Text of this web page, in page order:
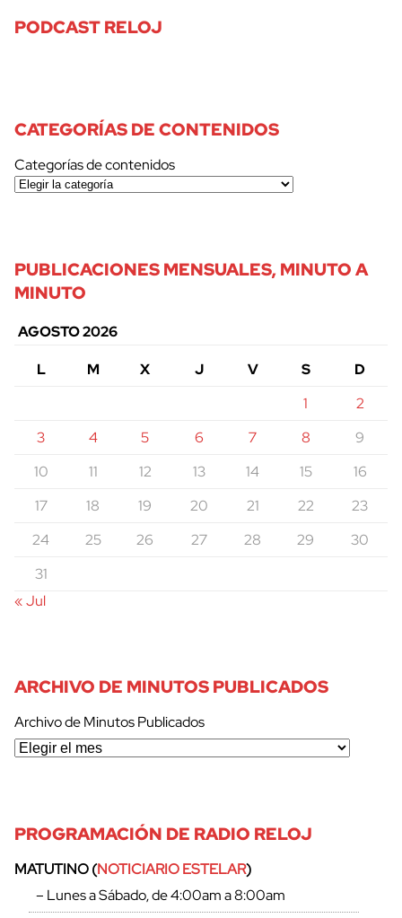
PODCAST RELOJ
CATEGORÍAS DE CONTENIDOS
Categorías de contenidos
PUBLICACIONES MENSUALES, MINUTO A
MINUTO
AGOSTO 2026
L
M X J V S
D
1
2
3
4 5 6 7 8
9
10
11 12 13 14 15
16
17
18 19 20 21 22
23
24
25 26 27 28 29
30
31
« Jul
ARCHIVO DE MINUTOS PUBLICADOS
Archivo de Minutos Publicados
PROGRAMACIÓN DE RADIO RELOJ
MATUTINO (NOTICIARIO ESTELAR)
– Lunes a Sábado, de 4:00am a 8:00am